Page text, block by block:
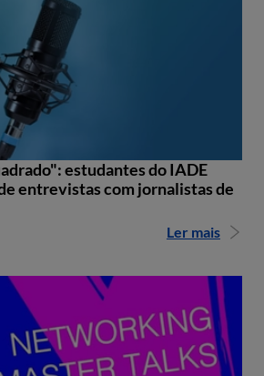
estudantes do IADE
entrevistas com jornalistas de
Ler mais